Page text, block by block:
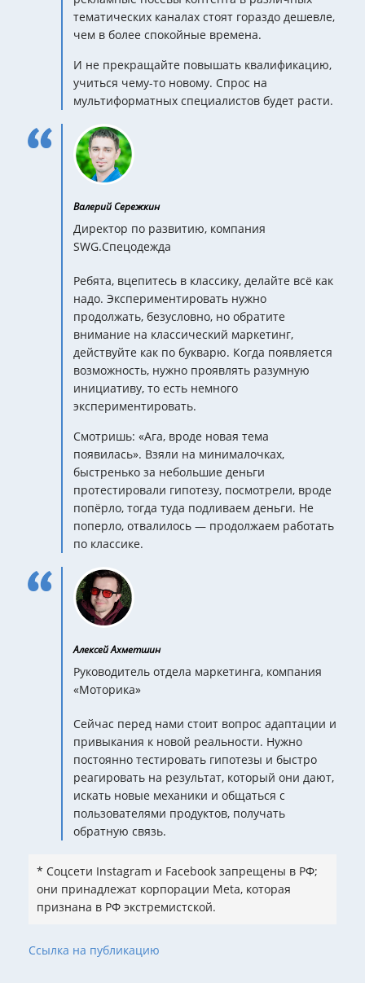
тематических каналах стоят гораздо дешевле,
чем в более спокойные времена.
И не прекращайте повышать квалификацию,
учиться чему-то новому. Спрос на
мультиформатных специалистов будет расти.
Валерий Сережкин
Директор по развитию, компания
SWG.Спецодежда
Ребята, вцепитесь в классику, делайте всё как
надо. Экспериментировать нужно
продолжать, безусловно, но обратите
внимание на классический маркетинг,
действуйте как по букварю. Когда появляется
возможность, нужно проявлять разумную
инициативу, то есть немного
экспериментировать.
Смотришь: «Ага, вроде новая тема
появилась». Взяли на минималочках,
быстренько за небольшие деньги
протестировали гипотезу, посмотрели, вроде
попёрло, тогда туда подливаем деньги. Не
поперло, отвалилось — продолжаем работать
по классике.
Алексей Ахметшин
Руководитель отдела маркетинга, компания
«Моторика»
Сейчас перед нами стоит вопрос адаптации и
привыкания к новой реальности. Нужно
постоянно тестировать гипотезы и быстро
реагировать на результат, который они дают,
искать новые механики и общаться с
пользователями продуктов, получать
обратную связь.
* Соцсети Instagram и Facebook запрещены в РФ;
они принадлежат корпорации Meta, которая
признана в РФ экстремистской.
Ссылка на публикацию